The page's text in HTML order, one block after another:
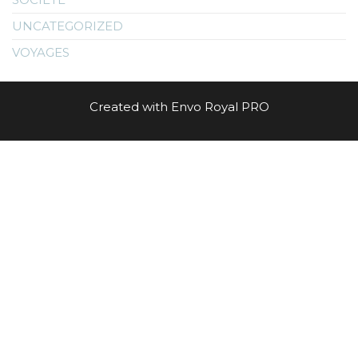
UNCATEGORIZED
VOYAGES
Created with Envo Royal PRO